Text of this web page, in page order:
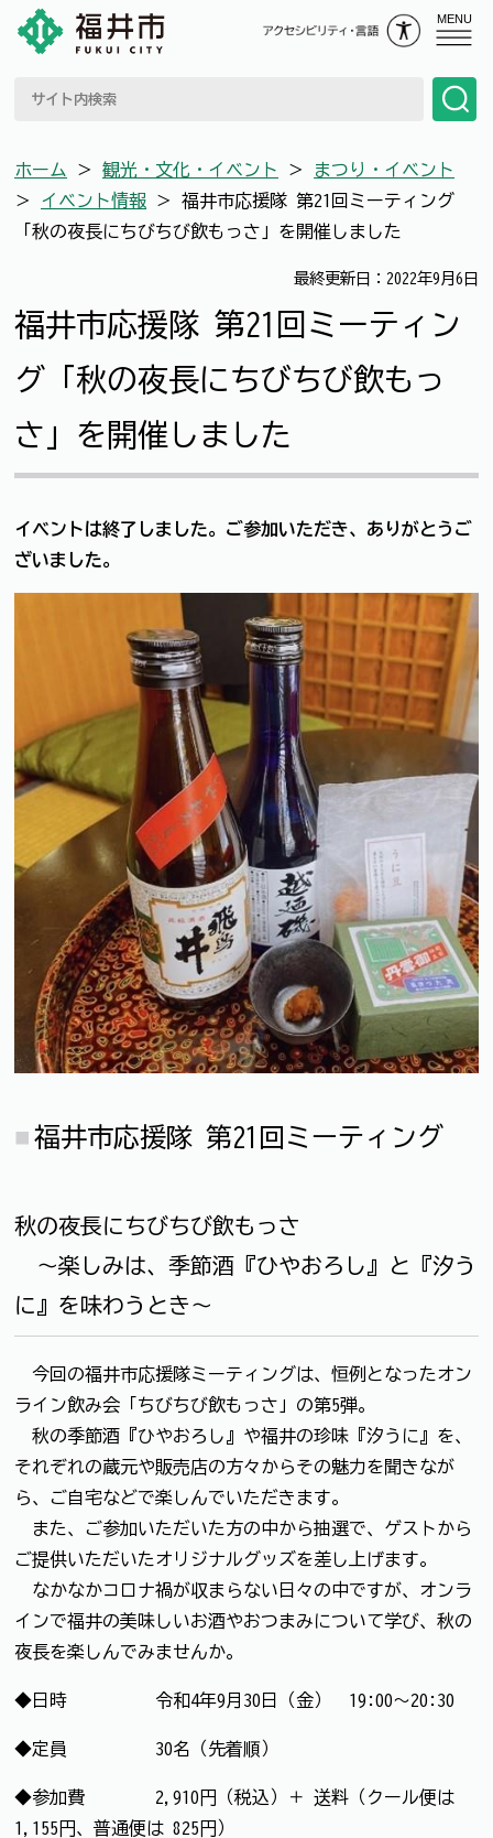
MENU
ホーム ＞ 観光・文化・イベント ＞
まつり・イベント
＞ イベント情報 ＞ 福井市応援隊 第21回ミーティング
「秋の夜長にちびちび飲もっさ」を開催しました
最終更新日：2022年9月6日
福井市応援隊 第21回ミーティン
グ「秋の夜長にちびちび飲もっ
さ」を開催しました
イベントは終了しました。ご参加いただき、ありがとうご
ざいました。
福井市応援隊 第21回ミーティング
秋の夜長にちびちび飲もっさ
～楽しみは、季節酒『ひやおろし』と『汐う
に』を味わうとき～
今回の福井市応援隊ミーティングは、恒例となったオン
ライン飲み会「ちびちび飲もっさ」の第5弾。
秋の季節酒『ひやおろし』や福井の珍味『汐うに』を、
それぞれの蔵元や販売店の方々からその魅力を聞きなが
ら、ご自宅などで楽しんでいただきます。
また、ご参加いただいた方の中から抽選で、ゲストから
ご提供いただいたオリジナルグッズを差し上げます。
なかなかコロナ禍が収まらない日々の中ですが、オンラ
インで福井の美味しいお酒やおつまみについて学び、秋の
夜長を楽しんでみませんか。
◆日時 令和4年9月30日（金） 19:00〜20:30
◆定員 30名（先着順）
◆参加費 2,910円（税込）＋ 送料（クール便は
1,155円、普通便は 825円）